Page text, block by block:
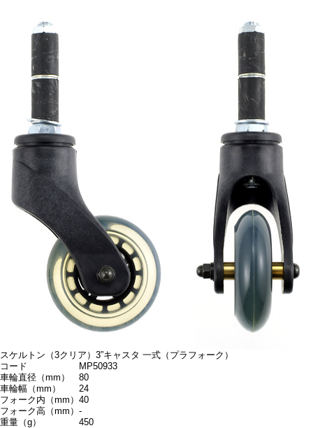
スケルトン（3クリア）3”キャスタ 一式（プラフォーク）
コード
MP50933
車輪直径（mm）
80
車輪幅（mm）
24
フォーク内（mm） 40
フォーク高（mm） -
重量（g）
450